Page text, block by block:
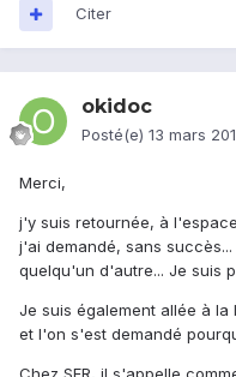
Citer
okidoc
Posté(e) 13 mars
Merci,
j'y suis retournée, à
j'ai demandé, sans
quelqu'un d'autre... Je suis
Je suis également allée à la
et l'on s'est demandé